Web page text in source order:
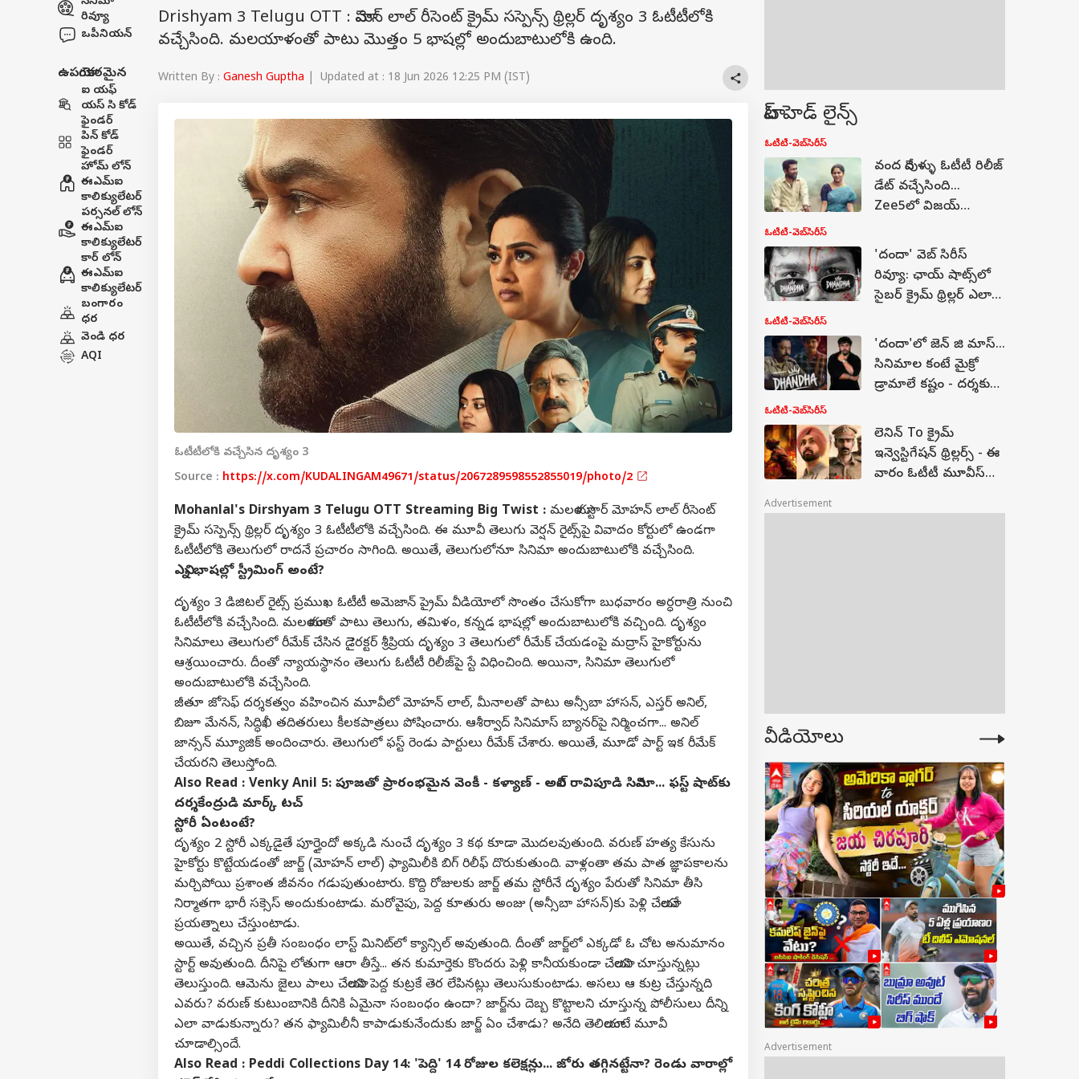
రివ్యూ
ఒపీనియన్
ఉపయోగకరమైన
ఐ యఫ్
యస్ సి కోడ్
ఫైండర్
పిన్ కోడ్
ఫైండర్
హోమ్ లోన్
ఈఎమ్ఐ
కాలిక్యులేటర్
పర్సనల్ లోన్
ఈఎమ్ఐ
కాలిక్యులేటర్
కార్ లోన్
ఈఎమ్ఐ
కాలిక్యులేటర్
బంగారం
ధర
వెండి ధర
AQI
Drishyam 3 Telugu OTT : మోహన్ లాల్ రీసెంట్ క్రైమ్ సస్పెన్స్ థ్రిల్లర్ దృశ్యం 3 ఓటీటీలోకి
వచ్చేసింది. మలయాళంతో పాటు మొత్తం 5 భాషల్లో అందుబాటులోకి ఉంది.
Written By : Ganesh Guptha | Updated at : 18 Jun 2026 12:25 PM (IST)
ఓటీటీలోకి వచ్చేసిన దృశ్యం 3
Source : https://x.com/KUDALINGAM49671/status/2067289598552855019/photo/2
Mohanlal's Dirshyam 3 Telugu OTT Streaming Big Twist : మలయాళ స్టార్ మోహన్ లాల్ రీసెంట్
క్రైమ్ సస్పెన్స్ థ్రిల్లర్ దృశ్యం 3 ఓటీటీలోకి వచ్చేసింది. ఈ మూవీ తెలుగు వెర్షన్ రైట్స్‌పై వివాదం కోర్టులో ఉండగా
ఓటీటీలోకి తెలుగులో రాదనే ప్రచారం సాగింది. అయితే, తెలుగులోనూ సినిమా అందుబాటులోకి వచ్చేసింది.
ఎన్ని భాషల్లో స్ట్రీమింగ్ అంటే?
దృశ్యం 3 డిజిటల్ రైట్స్ ప్రముఖ ఓటీటీ అమెజాన్ ప్రైమ్ వీడియోలో సొంతం చేసుకోగా బుధవారం అర్ధరాత్రి నుంచి
ఓటీటీలోకి వచ్చేసింది. మలయాళంతో పాటు తెలుగు, తమిళం, కన్నడ భాషల్లో అందుబాటులోకి వచ్చింది. దృశ్యం
సినిమాలు తెలుగులో రీమేక్ చేసిన డైెరక్టర్ శ్రీప్రియ దృశ్యం 3 తెలుగులో రీమేక్ చేయడంపై మద్రాస్ హైకోర్టును
ఆశ్రయించారు. దీంతో న్యాయస్థానం తెలుగు ఓటీటీ రిలీజ్‌పై స్టే విధించింది. అయినా, సినిమా తెలుగులో
అందుబాటులోకి వచ్చేసింది.
జీతూ జోసెఫ్ దర్శకత్వం వహించిన మూవీలో మోహన్ లాల్, మీనాలతో పాటు అన్సీబా హాసన్, ఎస్తర్ అనిల్,
బిజూ మేనన్, సిద్ధిఖీ తదితరులు కీలకపాత్రలు పోషించారు. ఆశీర్వాద్ సినిమాస్ బ్యానర్‌పై నిర్మించగా... అనిల్
జాన్సన్ మ్యూజిక్ అందించారు. తెలుగులో ఫస్ట్ రెండు పార్టులు రీమేక్ చేశారు. అయితే, మూడో పార్ట్ ఇక రీమేక్
చేయరని తెలుస్తోంది.
Also Read : Venky Anil 5: పూజతో ప్రారంభమైన వెంకీ - కళ్యాణ్ - అనిల్ రావిపూడి సినిమా... ఫస్ట్ షాట్‌కు
దర్శకేంద్రుడి మార్క్ టచ్
స్టోరీ ఏంటంటే?
దృశ్యం 2 స్టోరీ ఎక్కడైతే పూర్తైందో అక్కడి నుంచే దృశ్యం 3 కథ కూడా మొదలవుతుంది. వరుణ్ హత్య కేసును
హైకోర్టు కొట్టేయడంతో జార్జ్ (మోహన్ లాల్) ఫ్యామిలీకి బిగ్ రిలీఫ్ దొరుకుతుంది. వాళ్లంతా తమ పాత జ్ఞాపకాలను
మర్చిపోయి ప్రశాంత జీవనం గడుపుతుంటారు. కొద్ది రోజులకు జార్జ్ తమ స్టోరీనే దృశ్యం పేరుతో సినిమా తీసి
నిర్మాతగా భారీ సక్సెస్ అందుకుంటాడు. మరోవైపు, పెద్ద కూతురు అంజు (అన్సీబా హాసన్)కు పెళ్లి చేయాలనే
ప్రయత్నాలు చేస్తుంటాడు.
అయితే, వచ్చిన ప్రతీ సంబంధం లాస్ట్ మినిట్‌లో క్యాన్సిల్ అవుతుంది. దీంతో జార్జ్‌లో ఎక్కడో ఓ చోట అనుమానం
స్టార్ట్ అవుతుంది. దీనిపై లోతుగా ఆరా తీస్తే... తన కుమార్తెకు కొందరు పెళ్లి కానీయకుండా చేయాలని చూస్తున్నట్లు
తెలుస్తుంది. ఆమెను జైలు పాలు చేయాలని పెద్ద కుట్రకే తెర లేపినట్లు తెలుసుకుంటాడు. అసలు ఆ కుట్ర చేస్తున్నది
ఎవరు? వరుణ్ కుటుంబానికి దీనికి ఏమైనా సంబంధం ఉందా? జార్జ్‌ను దెబ్బ కొట్టాలని చూస్తున్న పోలీసులు దీన్ని
ఎలా వాడుకున్నారు? తన ఫ్యామిలీనీ కాపాడుకునేందుకు జార్జ్ ఏం చేశాడు? అనేది తెలియాలంటే మూవీ
చూడాల్సిందే.
Also Read : Peddi Collections Day 14: 'పెద్ది' 14 రోజుల కలెక్షన్లు... జోరు తగ్గినట్టేనా? రెండు వారాల్లో
టాప్ హెడ్ లైన్స్
ఓటీటీ-వెబ్‌సిరీస్‌
వంద దేవుళ్ళు ఓటీటీ రిలీజ్
డేట్ వచ్చేసింది...
Zee5లో విజయ్
స్ట్రీమింగ్ ఎప్పుడంటే?
ఓటీటీ-వెబ్‌సిరీస్‌
'దందా' వెబ్ సిరీస్
రివ్యూ: ఛాయ్ షాట్స్‌లో
సైబర్ క్రైమ్ థ్రిల్లర్ ఎలా
ఓటీటీ-వెబ్‌సిరీస్‌
'దందా'లో జెన్ జి మాస్...
సినిమాల కంటే మైక్రో
డ్రామాలే కష్టం - దర్శకుడు
ఇంటర్వ్యూ
ఓటీటీ-వెబ్‌సిరీస్‌
లెనిన్ To క్రైమ్
ఇన్వెస్టిగేషన్ థ్రిల్లర్స్ - ఈ
వారం ఓటీటీ మూవీస్
Advertisement
వీడియోలు
Advertisement